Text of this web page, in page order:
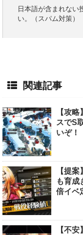
日本語が含まれない
い。（スパム対策）
関連記事
【攻
スでS
いぞ！
【提
も育成
倍イベ
【不